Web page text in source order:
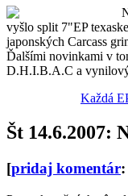
vyšlo split 7"EP
japonských Carcass
Ďalšími novinkami v
D.H.I.B.A.C a vynilový
Každá
Št 14.6.2007:
[pridaj komentár